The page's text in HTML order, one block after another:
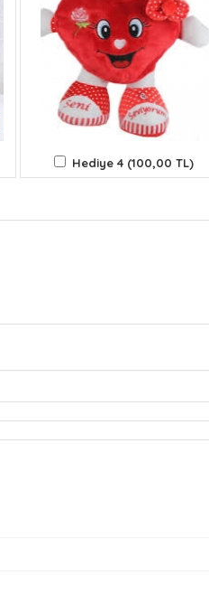
Hediye 4 (100,00 TL)